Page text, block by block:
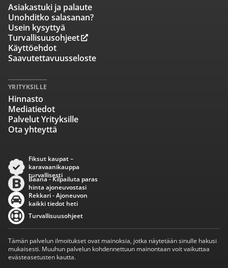
Asiakastuki ja palaute
Unohditko salasanan?
Usein kysyttyä
Turvallisuusohjeet
Käyttöehdot
Saavutettavuusseloste
YRITYKSILLE
Hinnasto
Mediatiedot
Palvelut Yrityksille
Ota yhteyttä
Fiksut kaupat –
karavaanikauppa
turvallisesti
Baana - Kilpailuta paras
hinta ajoneuvostasi
Rekkari - Ajoneuvon
kaikki tiedot heti
Turvallisuusohjeet
Tämän palvelun ilmoitukset ovat mainoksia, jotka näytetään sinulle hakusi
mukaisesti. Muuhun palvelun kohdennettuun mainontaan voit vaikuttaa
evästeasetusten kautta.